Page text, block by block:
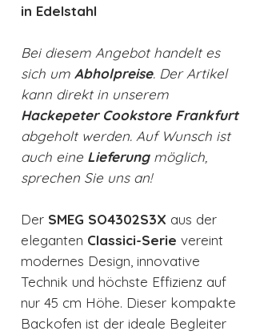
in Edelstahl
Bei diesem Angebot handelt es
sich um Abholpreise. Der Artikel
kann direkt in unserem
Hackepeter Cookstore Frankfurt
abgeholt werden. Auf Wunsch ist
auch eine Lieferungmöglich,
sprechen Sie uns an!
Der SMEG SO4302S3X aus der
eleganten Classici-Serie vereint
modernes Design, innovative
Technik und höchste Effizienz auf
nur 45 cm Höhe. Dieser kompakte
Backofen ist der ideale Begleiter